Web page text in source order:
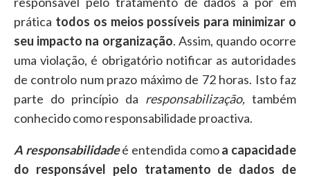
prática todos os meios possíveis para minimizar o
seu impacto na organização. Assim, quando ocorre
uma violação, é obrigatório notificar as autoridades
de controlo num prazo máximo de 72 horas. Isto faz
parte do princípio da responsabilização, também
conhecido como responsabilidade proactiva.
A responsabilidadeé entendida comoa capacidade
do responsável pelo tratamento de dados de